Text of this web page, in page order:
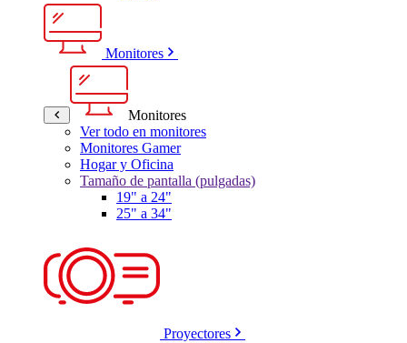
Monitores
Monitores
Ver todo en monitores
Monitores Gamer
Hogar y Oficina
Tamaño de pantalla (pulgadas)
19" a 24"
25" a 34"
Proyectores